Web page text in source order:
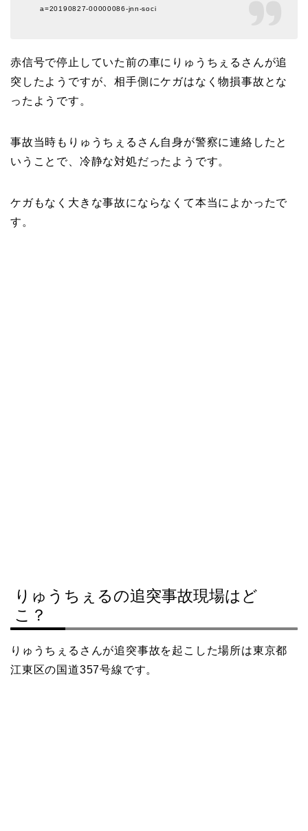
a=20190827-00000086-jnn-soci
赤信号で停止していた前の車にりゅうちぇるさんが追
突したようですが、相手側にケガはなく物損事故とな
ったようです。
事故当時もりゅうちぇるさん自身が警察に連絡したと
いうことで、冷静な対処だったようです。
ケガもなく大きな事故にならなくて本当によかったで
す。
りゅうちぇるの追突事故現場はど
こ？
りゅうちぇるさんが追突事故を起こした場所は東京都
江東区の国道357号線です。